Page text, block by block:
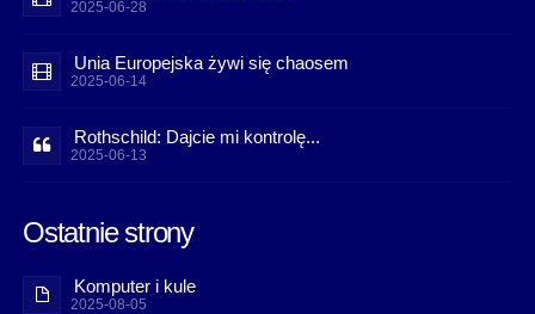
2025-06-28
Unia Europejska żywi się chaosem
2025-06-14
Rothschild: Dajcie mi kontrolę...
2025-06-13
Ostatnie strony
Komputer i kule
2025-08-05